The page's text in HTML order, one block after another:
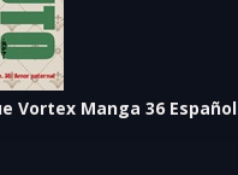
Vortex Manga 36 Español